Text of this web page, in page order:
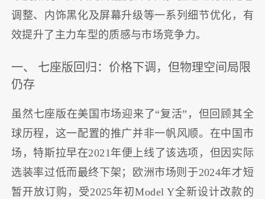
调整、内饰黑化及屏幕升级等一系列细节优化，有
效提升了主力车型的质感与市场竞争力。
一、 七座版回归：价格下调，但物理空间局限
仍存
虽然七座版在美国市场迎来了“复活”，但回顾其全
球历程，这一配置的推广并非一帆风顺。在中国市
场，特斯拉早在2021年便上线了该选项，但因实际
选装率过低而最终下架；欧洲市场则于2024年才短
暂开放订购，受2025年初Model Y全新设计改款的